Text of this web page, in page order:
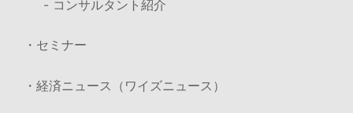
- コンサルタント紹介
・セミナー
・経済ニュース（ワイズニュース）